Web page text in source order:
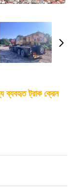
ব্যবহৃত ট্রাক ক্রেন